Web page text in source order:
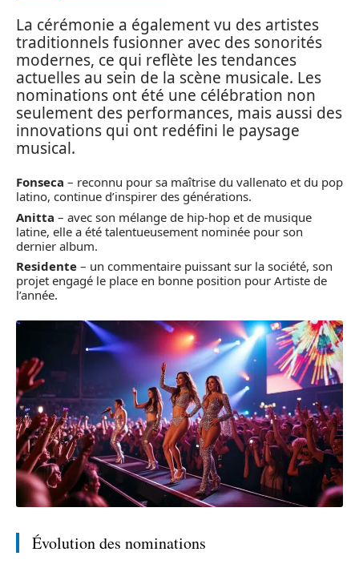
La cérémonie a également vu des artistes
traditionnels fusionner avec des sonorités
modernes, ce qui reflète les tendances
actuelles au sein de la scène musicale. Les
nominations ont été une célébration non
seulement des performances, mais aussi des
innovations qui ont redéfini le paysage
musical.
Fonseca – reconnu pour sa maîtrise du vallenato et du pop
latino, continue d’inspirer des générations.
Anitta – avec son mélange de hip-hop et de musique
latine, elle a été talentueusement nominée pour son
dernier album.
Residente – un commentaire puissant sur la société, son
projet engagé le place en bonne position pour Artiste de
l’année.
Évolution des nominations